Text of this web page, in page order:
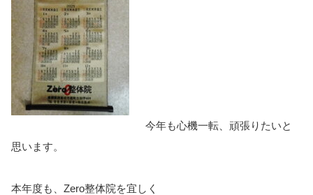
今年も心機一転、頑張りたいと
思います。
本年度も、Zero整体院を宜しく